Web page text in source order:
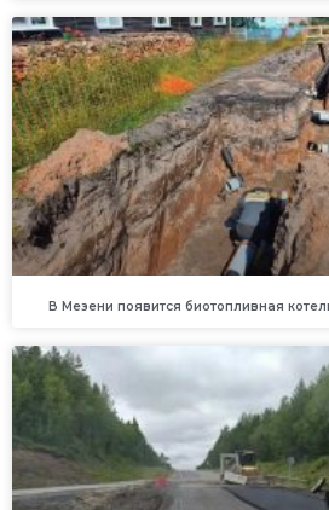
В Мезени появится биотопливная